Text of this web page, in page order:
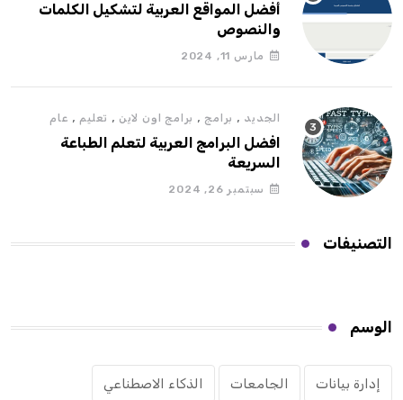
أفضل المواقع العربية لتشكيل الكلمات
والنصوص
مارس 11, 2024
الجديد , برامج , برامج اون لاين , تعليم , عام
افضل البرامج العربية لتعلم الطباعة
السريعة
سبتمبر 26, 2024
التصنيفات
الوسم
إدارة بيانات الجامعات الذكاء الاصطناعي